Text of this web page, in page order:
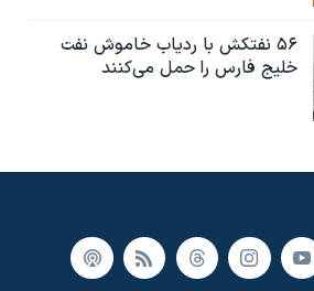
۵۶ نفتکش با ردیاب خاموش نفت
خلیج فارس را حمل می‌کنند